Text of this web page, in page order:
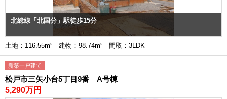
北総線「北国分」駅徒歩15分
土地：116.55m² 建物：98.74m² 間取：3LDK
新築一戸建て
松戸市三矢小台5丁目9番 A号棟
5,290万円